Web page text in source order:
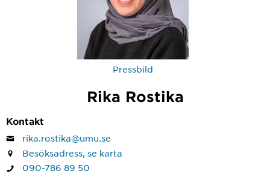
Pressbild
Rika Rostika
Kontakt
rika.rostika@umu.se
Besöksadress, se karta
090-786 89 50